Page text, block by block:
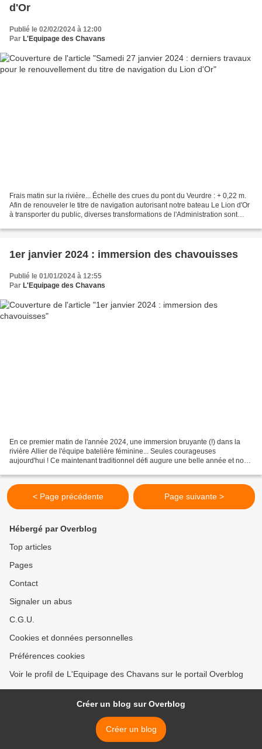
d'Or
Publié le 02/02/2024 à 12:00
Par L'Equipage des Chavans
Frais matin sur la rivière... Échelle des crues du pont du Veurdre : + 0,22 m.
Afin de renouveler le titre de navigation autorisant notre bateau Le Lion d'Or
à transporter du public, diverses transformations de l'Administration sont
1er janvier 2024 : immersion des chavouisses
Publié le 01/01/2024 à 12:55
Par L'Equipage des Chavans
En ce premier matin de l'année 2024, une immersion bruyante (!) dans la
rivière Allier de l'équipe batelière féminine... Seules courageuses
aujourd'hui ! Ce maintenant traditionnel défi augure une belle année et nous
< Page précédente Page suivante >
Hébergé par Overblog
Top articles
Pages
Contact
Signaler un abus
C.G.U.
Cookies et données personnelles
Préférences cookies
Voir le profil de L'Equipage des Chavans sur le portail Overblog
Créer un blog sur Overblog
Créer un blog